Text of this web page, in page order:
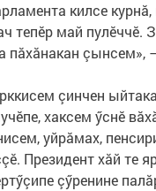
килсе курнă,
тепӗр май пулӗччӗ.
пăхăнакан çынсем»,
çинчен
хаксем ӳснӗ
уйрăмах,
Президент хăй те
çӳренине